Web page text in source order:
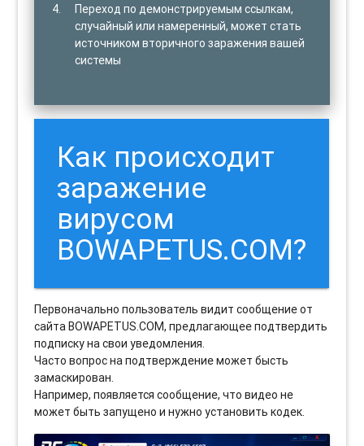
Переход по демонстрируемым ссылкам,
случайный или намеренный, может стать
источником вторичного заражения вашей
системы
Как происходит
заражение
вирусом
BOWAPETUS.COM?
Первоначально пользователь видит сообщение от
сайта BOWAPETUS.COM, предлагающее подтвердить
подписку на свои уведомления.
Часто вопрос на подтверждение может бысть
замаскирован.
Например, появляется сообщение, что видео не
может быть запущено и нужно установить кодек.